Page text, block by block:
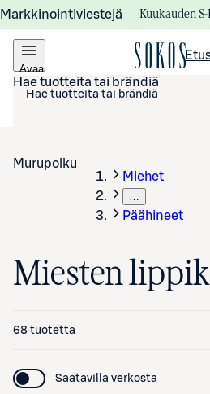
Markkinointiviestejä Kuukauden
Avaa
valikko
Hae tuotteita tai brändiä
Murupolku
Miehet
…
Päähineet
Miesten
68 tuotetta
Saatavilla verkosta